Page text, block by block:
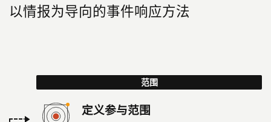
以情报为导向的事件响应方法
范围
定义参与范围